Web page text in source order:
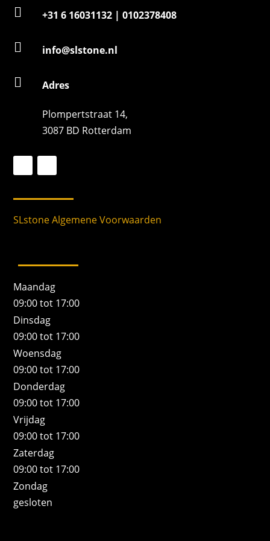
 +31 6 16031132 | 0102378408
 info@slstone.nl
 Adres
Plompertstraat 14,
3087 BD Rotterdam
SLstone Algemene Voorwaarden
Maandag
09:00 tot 17:00
Dinsdag
09:00 tot 17:00
Woensdag
09:00 tot 17:00
Donderdag
09:00 tot 17:00
Vrijdag
09:00 tot 17:00
Zaterdag
09:00 tot 17:00
Zondag
gesloten